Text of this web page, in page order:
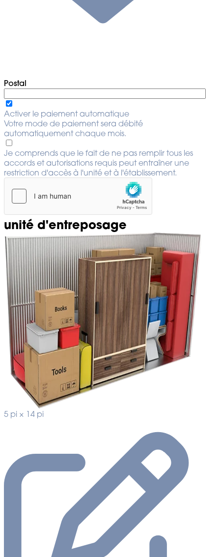
Postal
Activer le paiement automatique
Votre mode de paiement sera débité
automatiquement chaque mois.
Je comprends que le fait de ne pas remplir tous les
accords et autorisations requis peut entraîner une
restriction d'accès à l'unité et à l'établissement.
unité d'entreposage
5 pi × 14 pi